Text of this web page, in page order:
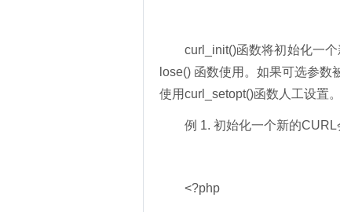
curl_init()函数将初始化一
lose() 函数使用。如果可选参
使用curl_setopt()函数人工设置。
例 1. 初始化一个新的
<?php